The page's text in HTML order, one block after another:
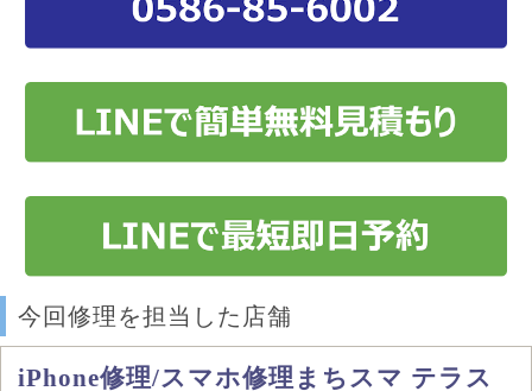
今回修理を担当した店舗
iPhone修理/スマホ修理まちスマ テラス